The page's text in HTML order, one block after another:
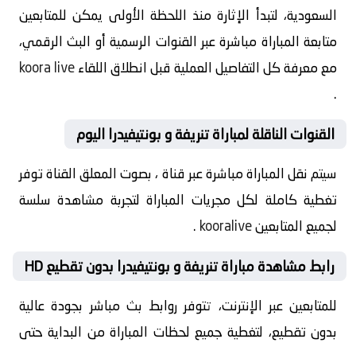
السعودية، لتبدأ الإثارة منذ اللحظة الأولى يمكن للمتابعين
متابعة المباراة مباشرة عبر القنوات الرسمية أو البث الرقمي،
مع معرفة كل التفاصيل العملية قبل انطلاق اللقاءkoora live
.
القنوات الناقلة لمباراة تنريفة و بونتيفيدرا اليوم
سيتم نقل المباراة مباشرة عبر قناة ، بصوت المعلق القناة توفر
تغطية كاملة لكل مجريات المباراة لتجربة مشاهدة سلسة
لجميع المتابعينkooralive
.
رابط مشاهدة مباراة تنريفة و بونتيفيدرا بدون تقطيع HD
للمتابعين عبر الإنترنت، تتوفر روابط بث مباشر بجودة عالية
بدون تقطيع، لتغطية جميع لحظات المباراة من البداية حتى